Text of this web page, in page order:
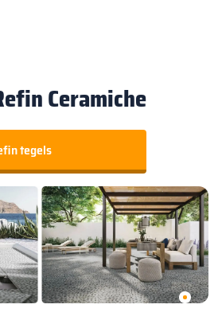
Ceramiche
tegels